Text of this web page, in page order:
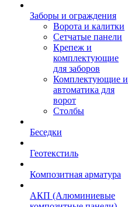
Заборы и ограждения
Ворота и калитки
Сетчатые панели
Крепеж и
комплектующие
для заборов
Комплектующие и
автоматика для
ворот
Столбы
Беседки
Геотекстиль
Композитная арматура
АКП (Алюминиевые